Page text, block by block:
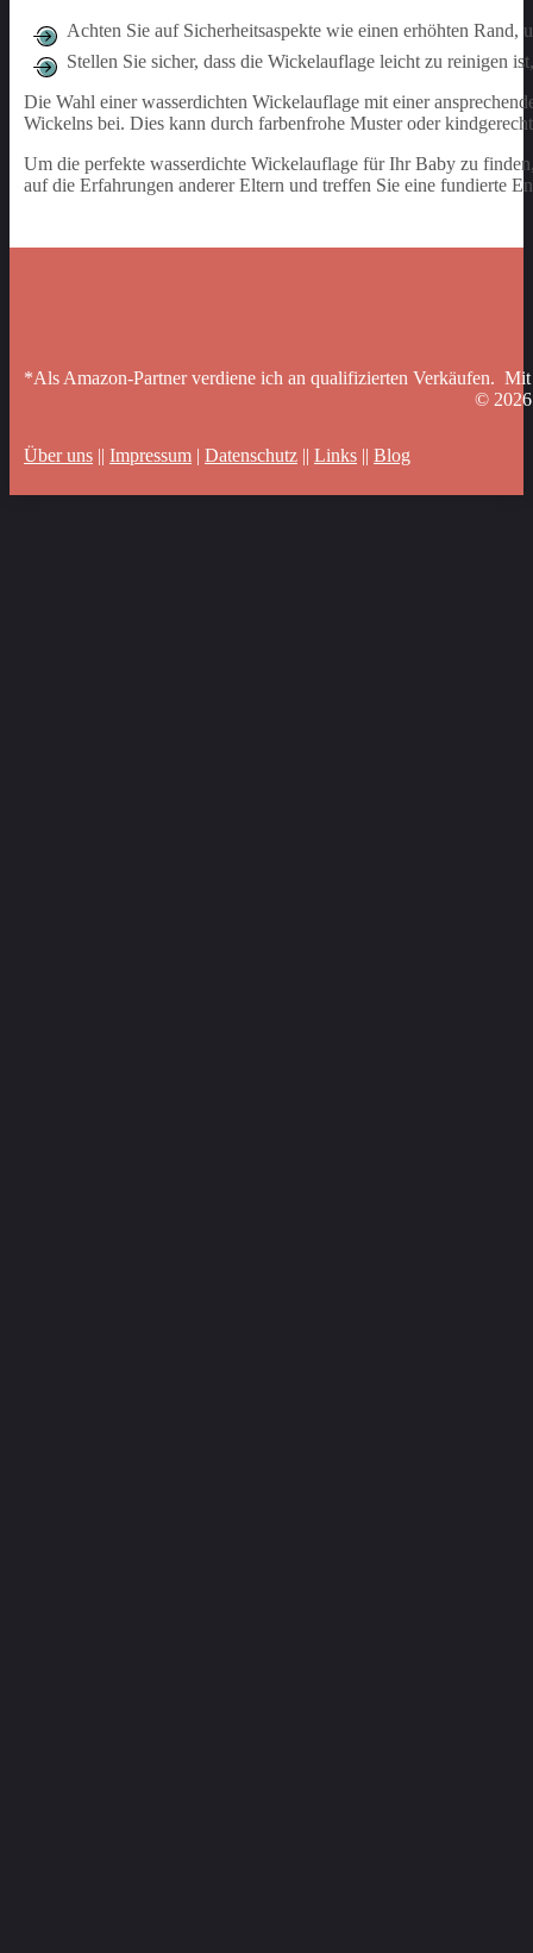
Achten Sie auf Sicherheitsaspekte wie einen erhöhten Rand,
Stellen Sie sicher, dass die Wickelauflage leicht zu reinigen
Die Wahl einer wasserdichten Wickelauflage mit einer
Wickelns bei. Dies kann durch farbenfrohe Muster oder
Um die perfekte wasserdichte Wickelauflage für Ihr Baby zu
auf die Erfahrungen anderer Eltern und treffen Sie eine fundierte
*Als Amazon-Partner verdiene ich an qualifizierten Verkäufen.
©
Über uns || Impressum | Datenschutz || Links || Blog